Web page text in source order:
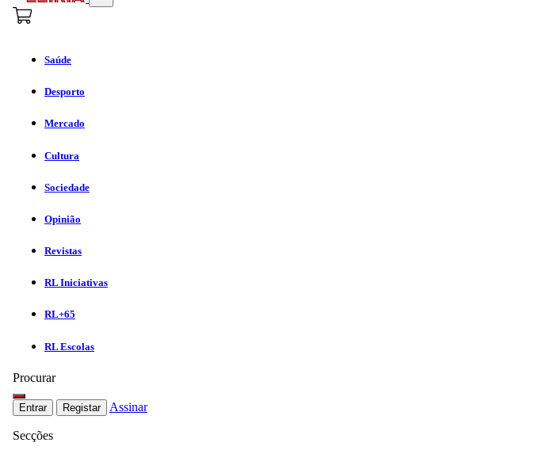
Saúde
Desporto
Mercado
Cultura
Sociedade
Opinião
Revistas
RL Iniciativas
RL+65
RL Escolas
Procurar
Entrar Registar Assinar
Secções